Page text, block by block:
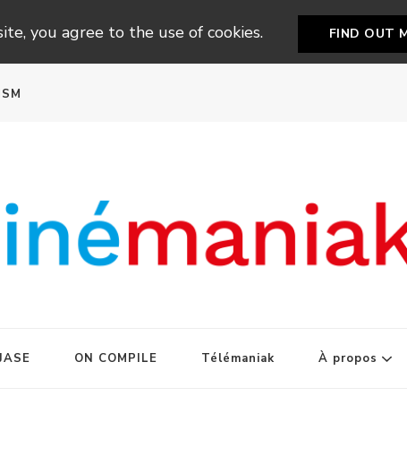
you agree to the use of cookies. FIND OUT
ON COMPILE Télémaniak À propos